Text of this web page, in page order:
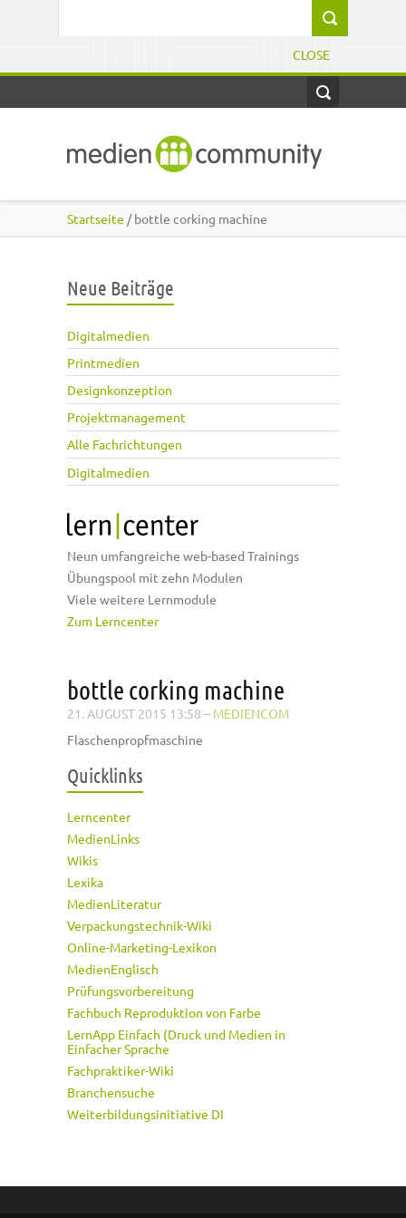
CLOSE
Startseite / bottle corking machine
Neue Beiträge
Digitalmedien
Printmedien
Designkonzeption
Projektmanagement
Alle Fachrichtungen
Digitalmedien
Neun umfangreiche web-based Trainings
Übungspool mit zehn Modulen
Viele weitere Lernmodule
Zum Lerncenter
bottle corking machine
21. AUGUST 2015 13:58 – MEDIENCOM
Flaschenpropfmaschine
Quicklinks
Lerncenter
MedienLinks
Wikis
Lexika
MedienLiteratur
Verpackungstechnik-Wiki
Online-Marketing-Lexikon
MedienEnglisch
Prüfungsvorbereitung
Fachbuch Reproduktion von Farbe
LernApp Einfach (Druck und Medien in
Einfacher Sprache
Fachpraktiker-Wiki
Branchensuche
Weiterbildungsinitiative DI